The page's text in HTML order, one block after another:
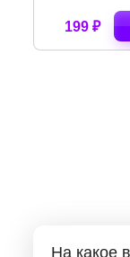
120 ₽
На какое